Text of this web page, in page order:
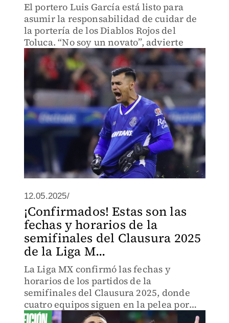
El portero Luis García está listo para
asumir la responsabilidad de cuidar de
la portería de los Diablos Rojos del
Toluca. “No soy un novato”, advierte
12.05.2025/
¡Confirmados! Estas son las
fechas y horarios de la
semifinales del Clausura 2025
de la Liga M...
La Liga MX confirmó las fechas y
horarios de los partidos de la
semifinales del Clausura 2025, donde
cuatro equipos siguen en la pelea por
llegar a la gran final de este torneo.